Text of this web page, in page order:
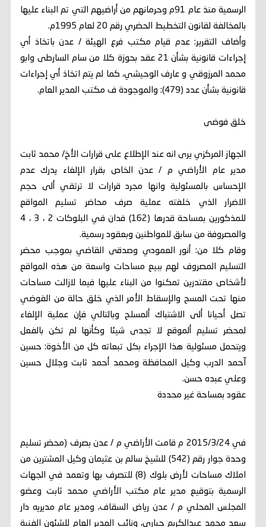
الرسمية منذ عام 91م وحرمانهم من أراضيهم التي تم البناء عليها
بالمخالفة لقانون التخطيط الحضري رقم 20 لعام 1995م.
وأضاف التقرير: عدم قيام مكتب فرع الهيئة / عدن باتخاذ أي
إجراءات قانونية بشأن 21 عقد بحوزة كلا من سام السارطى وابو
محمد المرزوقي و عارف الوحيشي، كما لم يتم اتخاذ أي إجراءات
قانونية بشأن عدد (479): والموجودة ف مكتب المدير العام.
خلق فوضى
الجهاز المركزي يرى انه عند الإطلاع على قرارات الأخ/ محمد ثابت
مدير عام الأراضي م / عدن الخاص بقرار الإلغاء يدرك عدم
الإحساس بالمسئولية وانها مجرد قرارات لا ترتقي ألى حجم
الاضرار الذي خلفته عملية صرف محاضر تسليم المواقع
للمذكورين بمساحة قدرها (162) فدان في البلوكات 2 ، 3 ، 4
والمصروفة من سابق للمواطنين وبعقود رسمية.
وقام كلا من: أنور العمودي وصدقى القاضي بموجب محضر
التسليم المصروف لهم ببيع مساحات واسعة من هذه المواقع
لأشخاص مقتدرين تمكنوا من البناء عليها فيما لازالت مساحات
منها تحت المسح والإسقاط الأمر الذي خلق حالة من الفوضي
تصل أحيانا ألى الاشتباك ألمسلح وبالتالي فإن عملية الإلغاء
لمحضر تسليم ألموقع لا تجدى شيئا وكأنها لم تكن بالفعل
ويتحمل مسئولية هذا الإجراء بكل تبعاته كل من الأخوة: حسين
آحمد الدرب وكيل المحافظة ومحمد أحمد ثابت وجلال حسين
وعلي عبده حسن.
عقود بمساحة غير محددة
في 2015/3/24 م قامت الأراضي م / عدن بصرف (محضر تسليم
وحدة جوار رقم (542) للشيخ سالم بن عثيمان وكيل المشترين من
املاك مساحات لأرض بلوك (8) للتصرف بها وتعمد في الجهات
الرسمية بتوقيع مدير عام مكتب الأراضي محمد ثابت وعضو
المجلس المحلي م / عدن رياض السقاف، ومدير عام مديريه دار
سعد محمد عبدالكريم جباري، ونائب المدير العام للشئون الفنية